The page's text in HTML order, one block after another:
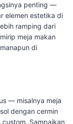
penting —
elemen estetika di
ramping dari
meja makan
di
— misalnya meja
dengan cermin
Sampaikan